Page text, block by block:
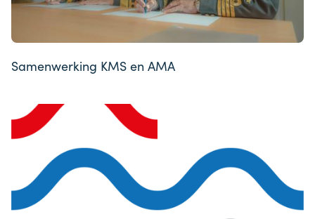
Samenwerking KMS en AMA